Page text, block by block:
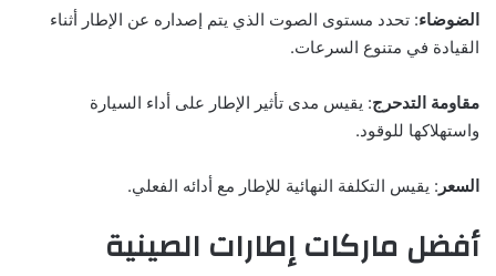
الضوضاء: تحدد مستوى الصوت الذي يتم إصداره عن الإطار أثناء
القيادة في متنوع السرعات.
مقاومة التدحرج: يقيس مدى تأثير الإطار على أداء السيارة
واستهلاكها للوقود.
السعر : يقيس التكلفة النهائية للإطار مع أدائه الفعلي.
أفضل ماركات إطارات الصينية